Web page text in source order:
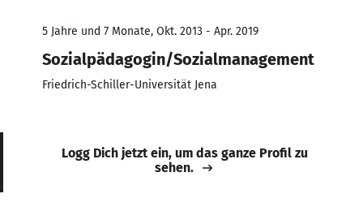
5 Jahre und 7 Monate, Okt. 2013 - Apr. 2019
Sozialpädagogin/Sozialmanagement
Friedrich-Schiller-Universität Jena
Logg Dich jetzt ein, um das ganze Profil zu
sehen.